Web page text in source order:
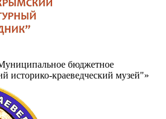
бюджетное
историко-краеведческий музей"»